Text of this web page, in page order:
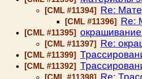
[CML #11394] Re:
[CML #11396] Re:
[CML #11395]
[CML #11397] Re:
[CML #11399]
[CML #11392]
[CML #11398] Re: